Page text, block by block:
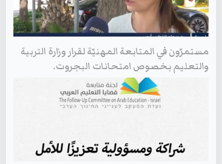
مستمرّون في المتابعة المهنيّة لقرار وزارة التربية
والتعليم بخصوص امتحانات البجروت.